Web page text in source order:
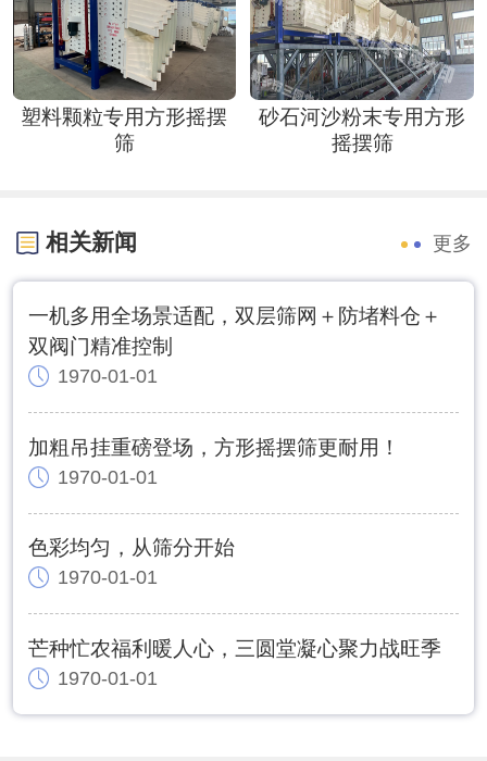
塑料颗粒专用方形摇摆
筛
砂石河沙粉末专用方形
摇摆筛
相关新闻 更多
一机多用全场景适配，双层筛网＋防堵料仓＋
双阀门精准控制
1970-01-01
加粗吊挂重磅登场，方形摇摆筛更耐用！
1970-01-01
色彩均匀，从筛分开始
1970-01-01
芒种忙农福利暖人心，三圆堂凝心聚力战旺季
1970-01-01